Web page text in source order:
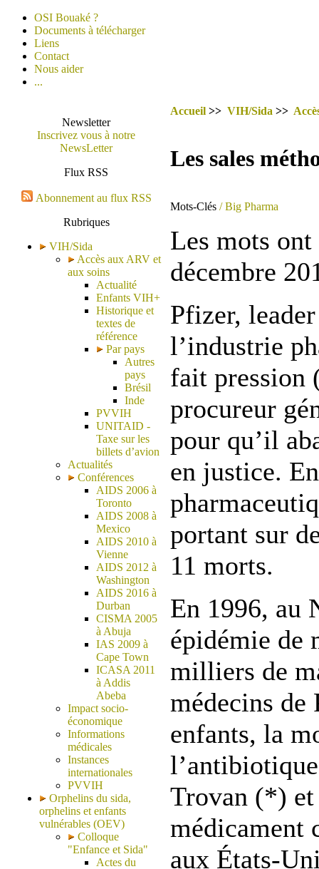
OSI Bouaké ?
Documents à télécharger
Liens
Contact
Nous aider
...
Newsletter
Inscrivez vous à notre
NewsLetter
Flux RSS
Abonnement au flux RSS
Rubriques
VIH/Sida
Accès aux ARV et
aux soins
Actualité
Enfants VIH+
Historique et
textes de
référence
Par pays
Autres
pays
Brésil
Inde
PVVIH
UNITAID -
Taxe sur les
billets d’avion
Actualités
Conférences
AIDS 2006 à
Toronto
AIDS 2008 à
Mexico
AIDS 2010 à
Vienne
AIDS 2012 à
Washington
AIDS 2016 à
Durban
CISMA 2005
à Abuja
IAS 2009 à
Cape Town
ICASA 2011
à Addis
Abeba
Impact socio-
économique
Informations
médicales
Instances
internationales
PVVIH
Orphelins du sida,
orphelins et enfants
vulnérables (OEV)
Colloque
"Enfance et Sida"
Actes du
Accueil >> VIH/Sida >>
Les sales
Mots-Clés / Big Pharma
Les mots ont
décembre
Pfizer,
l’industrie
fait pression
procureur
pour qu’il
en justice.
portant sur
11 morts.
En 1996, au
épidémie de
milliers de
médecins
enfants, la
Trovan (*) et
médicament
aux États-